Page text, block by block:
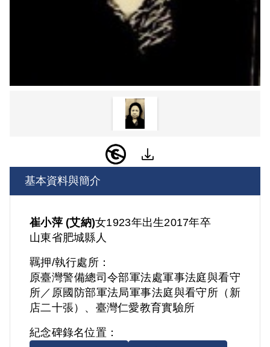
基本資料與簡介
崔小萍 (艾納)女1923年出生2017年卒
山東省肥城縣人
羈押/執行處所：
原臺灣警備總司令部軍法處軍事法庭與看守
所／原國防部軍法局軍事法庭與看守所（新
店二十張）、臺灣仁愛教育實驗所
紀念碑錄名位置：